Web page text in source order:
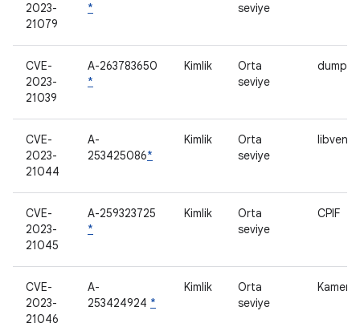
2023-
21079
*
seviye
CVE-
2023-
21039
A-263783650
*
Kimlik
Orta
seviye
CVE-
2023-
21044
A-
253425086*
Kimlik
Orta
seviye
CVE-
2023-
21045
A-259323725
*
Kimlik
Orta
seviye
CPIF
CVE-
2023-
21046
A-
253424924 *
Kimlik
Orta
seviye
Kamera